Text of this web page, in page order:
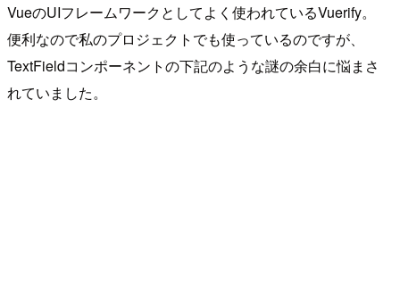
VueのUIフレームワークとしてよく使われているVuerify。
便利なので私のプロジェクトでも使っているのですが、
TextFieldコンポーネントの下記のような謎の余白に悩まさ
れていました。